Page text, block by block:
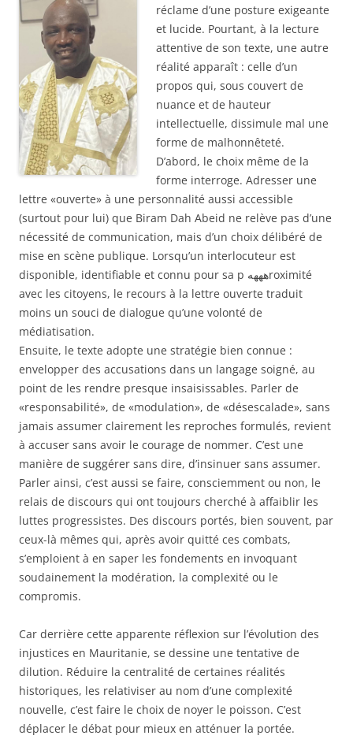
réclame d’une posture exigeante
et lucide. Pourtant, à la lecture
attentive de son texte, une autre
réalité apparaît : celle d’un
propos qui, sous couvert de
nuance et de hauteur
intellectuelle, dissimule mal une
forme de malhonnêteté.
D’abord, le choix même de la
forme interroge. Adresser une
lettre «ouverte» à une personnalité aussi accessible
(surtout pour lui) que Biram Dah Abeid ne relève pas d’une
nécessité de communication, mais d’un choix délibéré de
mise en scène publique. Lorsqu’un interlocuteur est
disponible, identifiable et connu pour sa p ههههroximité
avec les citoyens, le recours à la lettre ouverte traduit
moins un souci de dialogue qu’une volonté de
médiatisation.
Ensuite, le texte adopte une stratégie bien connue :
envelopper des accusations dans un langage soigné, au
point de les rendre presque insaisissables. Parler de
«responsabilité», de «modulation», de «désescalade», sans
jamais assumer clairement les reproches formulés, revient
à accuser sans avoir le courage de nommer. C’est une
manière de suggérer sans dire, d’insinuer sans assumer.
Parler ainsi, c’est aussi se faire, consciemment ou non, le
relais de discours qui ont toujours cherché à affaiblir les
luttes progressistes. Des discours portés, bien souvent, par
ceux-là mêmes qui, après avoir quitté ces combats,
s’emploient à en saper les fondements en invoquant
soudainement la modération, la complexité ou le
compromis.
Car derrière cette apparente réflexion sur l’évolution des
injustices en Mauritanie, se dessine une tentative de
dilution. Réduire la centralité de certaines réalités
historiques, les relativiser au nom d’une complexité
nouvelle, c’est faire le choix de noyer le poisson. C’est
déplacer le débat pour mieux en atténuer la portée.